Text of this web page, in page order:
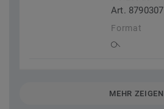
Art. 8790307
Format
MEHR ZEIGEN